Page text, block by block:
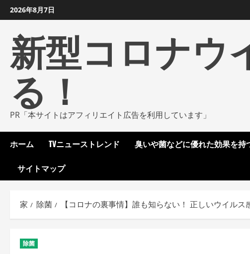
ン
2026年8月7日
新型コロナウ
る！
PR「本サイトはアフィリエイト広告を利用しています」
ホーム TVニューストレンド 臭いや菌などに優れた効果を
サイトマップ
家 除菌 【コロナの裏事情】誰も知らない！ 正しいウイルス
除菌